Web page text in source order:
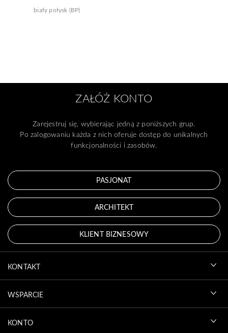
biały połysk (BP)
ZAŁÓŻ KONTO
Zarejestruj się, wybierając jedną z poniższych grup.
Po zalogowaniu każda z nich oferuje dostęp do unikalnych
funkcjonalności i zasobów.
PASJONAT
ARCHITEKT
KLIENT BIZNESOWY
KONTAKT
WSPARCIE
KONTO